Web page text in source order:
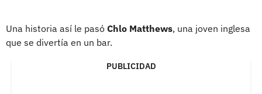
Una historia así le pasó Chlo Matthews, una joven inglesa
que se divertía en un bar.
PUBLICIDAD